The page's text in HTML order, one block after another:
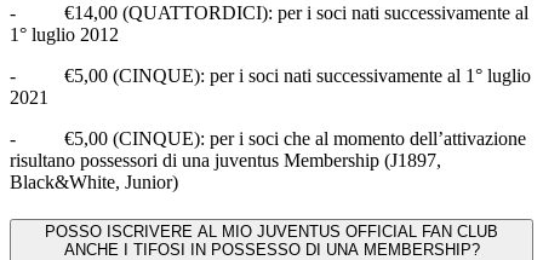
-
€14,00 (QUATTORDICI): per i soci nati successivamente al
1° luglio 2012
-
€5,00 (CINQUE): per i soci nati successivamente al 1° luglio
2021
-
€5,00 (CINQUE): per i soci che al momento dell’attivazione
risultano possessori di una juventus Membership (J1897,
Black&White, Junior)
POSSO ISCRIVERE AL MIO JUVENTUS OFFICIAL FAN CLUB
ANCHE I TIFOSI IN POSSESSO DI UNA MEMBERSHIP?